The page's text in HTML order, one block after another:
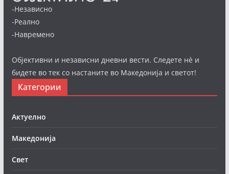
-Независно
-Реално
-Навремено
Објективни и независни дневни вести. Следете нè и
бидете во тек со настаните во Македонија и светот!
Категории
Актуелно
Македонија
Свет